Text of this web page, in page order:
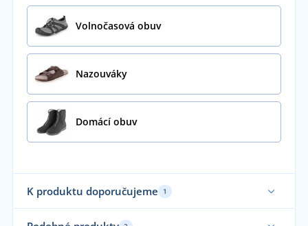
Volnočasová obuv
Nazouváky
Domácí obuv
K produktu doporučujeme 1